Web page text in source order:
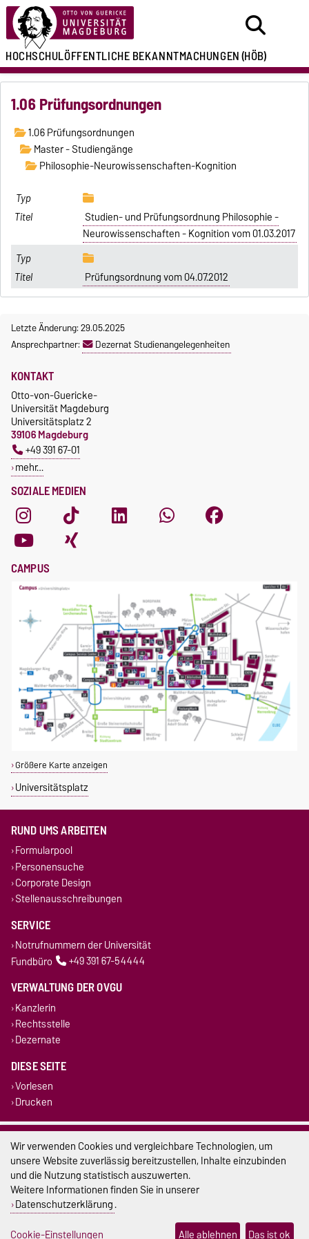
HOCHSCHULÖFFENTLICHEBEKANNTMACHUNGEN(HÖB)
1.06 Prüfungsordnungen
1.06 Prüfungsordnungen
Master - Studiengänge
Philosophie-Neurowissenschaften-Kognition
Studien- und Prüfungsordnung Philosophie -
Neurowissenschaften - Kognition vom 01.03.2017
Prüfungsordnung vom 04.07.2012
Letzte Änderung: 29.05.2025
Ansprechpartner:
Dezernat Studienangelegenheiten
SOZIALE MEDIEN
KONTAKT
Otto-von-Guericke-
Universität Magdeburg
Universitätsplatz 2
39106 Magdeburg
+49 391 67-01
mehr…
CAMPUS
Größere Karte anzeigen
Universitätsplatz
RUND UMS ARBEITEN
Formularpool
Personensuche
Corporate Design
Stellenausschreibungen
SERVICE
Notrufnummern der Universität
Fundbüro
+49 391 67-54444
VERWALTUNG DER OVGU
Kanzlerin
Rechtsstelle
Dezernate
DIESE SEITE
Vorlesen
Drucken
Impressum
Datenschutz
Barrierefreiheit
Cookie-Einstellungen
Wir verwenden Cookies und vergleichbare Technologien, um
unsere Website zuverlässig bereitzustellen, Inhalte einzubinden
und die Nutzung statistisch auszuwerten.
Weitere Informationen finden Sie in unserer
Datenschutzerklärung.
Cookie-Einstellungen
Alle ablehnen Das ist ok